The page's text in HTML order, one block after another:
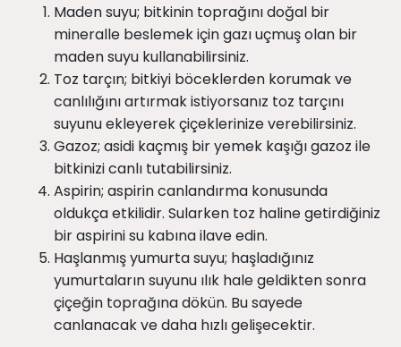
Maden suyu; bitkinin toprağını doğal bir
mineralle beslemek için gazı uçmuş olan bir
maden suyu kullanabilirsiniz.
Toz tarçın; bitkiyi böceklerden korumak ve
canlılığını artırmak istiyorsanız toz tarçını
suyunu ekleyerek çiçeklerinize verebilirsiniz.
Gazoz; asidi kaçmış bir yemek kaşığı gazoz ile
bitkinizi canlı tutabilirsiniz.
Aspirin; aspirin canlandırma konusunda
oldukça etkilidir. Sularken toz haline getirdiğiniz
bir aspirini su kabına ilave edin.
Haşlanmış yumurta suyu; haşladığınız
yumurtaların suyunu ılık hale geldikten sonra
çiçeğin toprağına dökün. Bu sayede
canlanacak ve daha hızlı gelişecektir.